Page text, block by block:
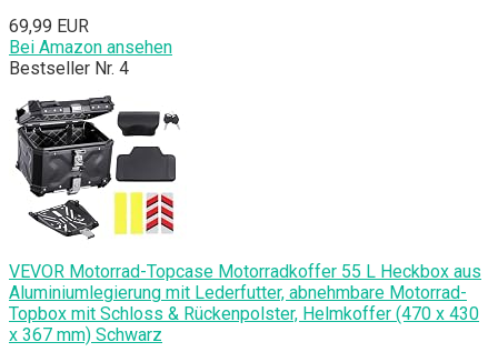
69,99 EUR
Bei Amazon ansehen
Bestseller Nr. 4
VEVOR Motorrad-Topcase Motorradkoffer 55 L Heckbox aus
Aluminiumlegierung mit Lederfutter, abnehmbare Motorrad-
Topbox mit Schloss & Rückenpolster, Helmkoffer (470 x 430
x 367 mm) Schwarz